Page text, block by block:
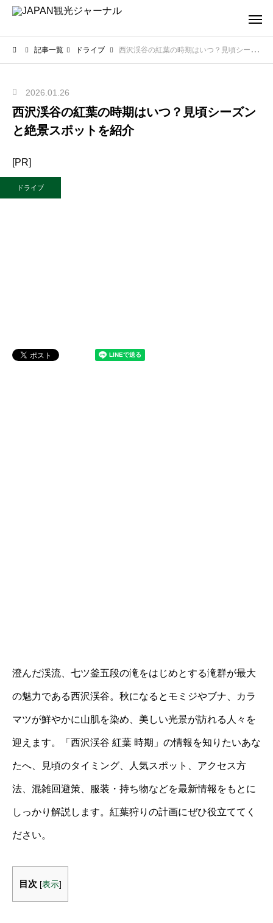
記事一覧 ドライブ 西沢渓谷の紅葉の時期はいつ？見頃シーズンと絶景スポットを紹介
2026.01.26
西沢渓谷の紅葉の時期はいつ？見頃シーズン
と絶景スポットを紹介
[PR]
ドライブ
澄んだ渓流、七ツ釜五段の滝をはじめとする滝群が最大
の魅力である西沢渓谷。秋になるとモミジやブナ、カラ
マツが鮮やかに山肌を染め、美しい光景が訪れる人々を
迎えます。「西沢渓谷 紅葉 時期」の情報を知りたいあな
たへ、見頃のタイミング、人気スポット、アクセス方
法、混雑回避策、服装・持ち物などを最新情報をもとに
しっかり解説します。紅葉狩りの計画にぜひ役立ててく
ださい。
目次 [表示]